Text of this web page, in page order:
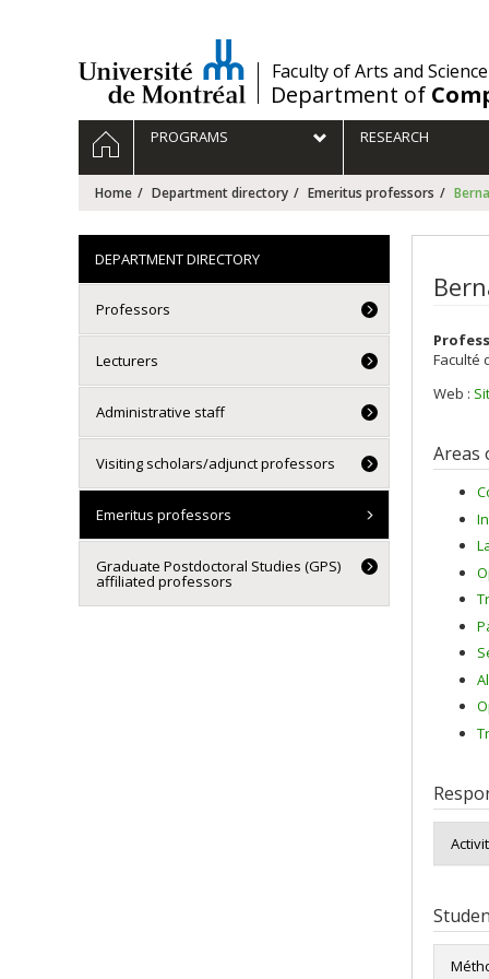
/Faculty of Arts and Science
Department of
Navigation
principale
HOMEPROGRAMS RESEARCH
Home Department directory Emeritus professors
Faculté
Web :
Areas
DEPARTMENT DIRECTORY
Professors
Lecturers
Administrative staff
Visiting scholars/adjunct professors
Emeritus professors
Graduate Postdoctoral Studies (GPS)
affiliated professors